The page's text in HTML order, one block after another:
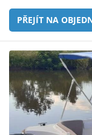
PŘEJÍT NA